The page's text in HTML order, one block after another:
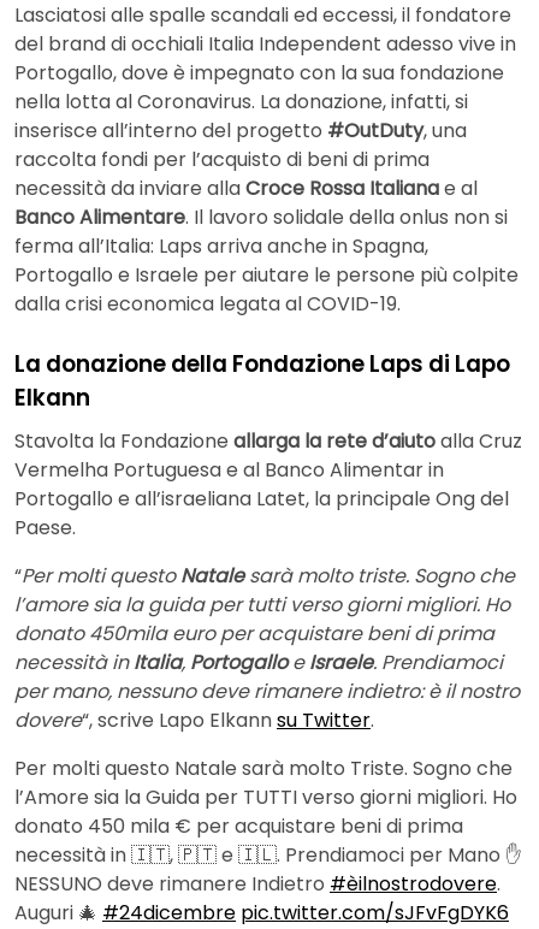
Lasciatosi alle spalle scandali ed eccessi, il fondatore
del brand di occhiali Italia Independent adesso vive in
Portogallo, dove è impegnato con la sua fondazione
nella lotta al Coronavirus. La donazione, infatti, si
inserisce all’interno del progetto #OutDuty, una
raccolta fondi per l’acquisto di beni di prima
necessità da inviare allaCroce Rossa Italianae al
Banco Alimentare. Il lavoro solidale della onlus non si
ferma all’Italia: Laps arriva anche in Spagna,
Portogallo e Israele per aiutare le persone più colpite
dalla crisi economica legata al COVID-19.
La donazione della Fondazione Laps di Lapo
Elkann
Stavolta la Fondazione allarga la rete d’aiutoalla Cruz
Vermelha Portuguesa e al Banco Alimentar in
Portogallo e all’israeliana Latet, la principale Ong del
Paese.
“Per molti questoNatalesarà molto triste. Sogno che
l’amore sia la guida per tutti verso giorni migliori. Ho
donato 450mila euro per acquistare beni di prima
necessità inItalia, PortogalloeIsraele. Prendiamoci
per mano, nessuno deve rimanere indietro: è il nostro
dovere“, scrive Lapo Elkannsu Twitter.
Per molti questo Natale sarà molto Triste. Sogno che
l’Amore sia la Guida per TUTTI verso giorni migliori. Ho
donato 450 mila € per acquistare beni di prima
necessità in 🇮🇹, 🇵🇹 e 🇮🇱. Prendiamoci per Mano ✋
NESSUNO deve rimanere Indietro #èilnostrodovere.
Auguri 🎄 #24dicembre pic.twitter.com/sJFvFgDYK6